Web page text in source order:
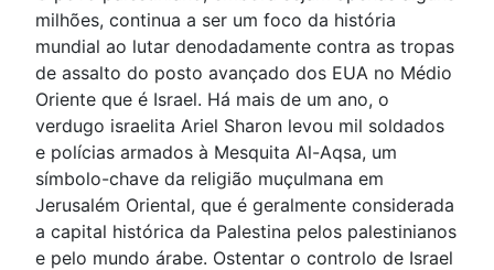
milhões, continua a ser um foco da história
mundial ao lutar denodadamente contra as tropas
de assalto do posto avançado dos EUA no Médio
Oriente que é Israel. Há mais de um ano, o
verdugo israelita Ariel Sharon levou mil soldados
e polícias armados à Mesquita Al-Aqsa, um
símbolo-chave da religião muçulmana em
Jerusalém Oriental, que é geralmente considerada
a capital histórica da Palestina pelos palestinianos
e pelo mundo árabe. Ostentar o controlo de Israel